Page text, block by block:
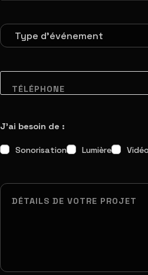
TÉLÉPHONE
J'ai besoin de :
Sonorisation Lumière Vidéo
DÉTAILS DE VOTRE PROJET